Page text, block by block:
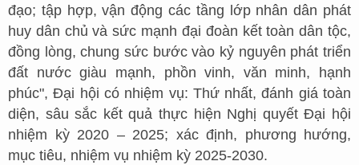
đạo; tập hợp, vận động các tầng lớp nhân dân phát
huy dân chủ và sức mạnh đại đoàn kết toàn dân tộc,
đồng lòng, chung sức bước vào kỷ nguyên phát triển
đất nước giàu mạnh, phồn vinh, văn minh, hạnh
phúc", Đại hội có nhiệm vụ: Thứ nhất, đánh giá toàn
diện, sâu sắc kết quả thực hiện Nghị quyết Đại hội
nhiệm kỳ 2020 – 2025; xác định, phương hướng,
mục tiêu, nhiệm vụ nhiệm kỳ 2025-2030.